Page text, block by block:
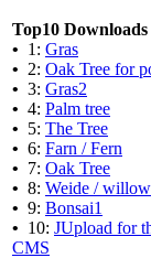
Top10 Downloads
• 1: Gras
• 2: Oak Tree for
• 3: Gras2
• 4: Palm tree
• 5: The Tree
• 6: Farn / Fern
• 7: Oak Tree
• 8: Weide / willow
• 9: Bonsai1
• 10: JUpload for
CMS